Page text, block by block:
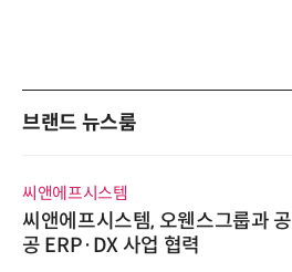
브랜드 뉴스룸
씨앤에프시스템
씨앤에프시스템, 오웬스그룹과 공
공 ERP·DX 사업 협력